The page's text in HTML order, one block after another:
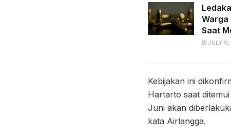
Warga
Saat
JULY 9,
Kebijakan ini
Hartarto saat
Juni akan
kata Airlangga.